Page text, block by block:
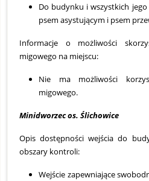
Do budynku i wszystkich
psem asystującym i psem
Informacje o możliwości
migowego na miejscu:
Nie ma możliwości
migowego.
Minidworzec os. Ślichowice
Opis dostępności wejścia do
obszary kontroli:
Wejście zapewniające